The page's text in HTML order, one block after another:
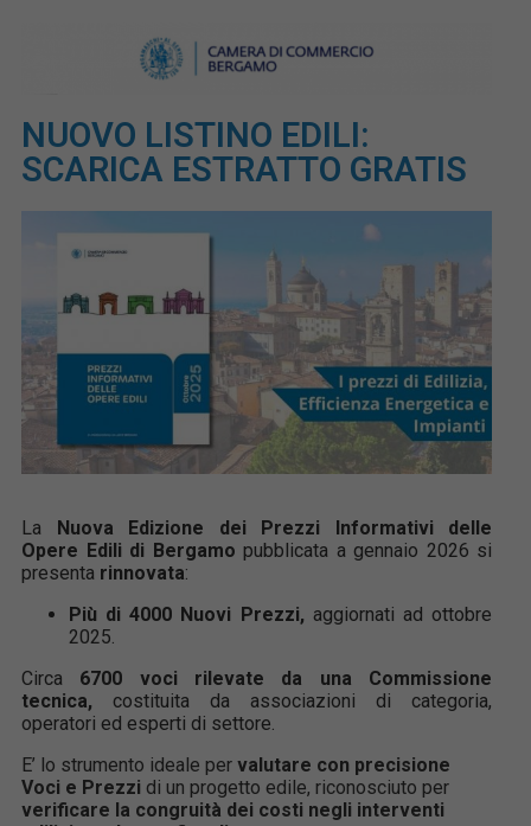
NUOVO LISTINO EDILI:
SCARICA ESTRATTO GRATIS
La Nuova Edizione dei Prezzi Informativi delle
Opere Edili di Bergamo pubblicata a gennaio 2026 si
presenta rinnovata:
Più di 4000 Nuovi Prezzi, aggiornati ad ottobre
2025.
Circa 6700 voci rilevate da una Commissione
tecnica, costituita da associazioni di categoria,
operatori ed esperti di settore.
E’ lo strumento ideale per valutare con precisione
Voci e Prezzi di un progetto edile, riconosciuto per
verificare la congruità dei costi negli interventi